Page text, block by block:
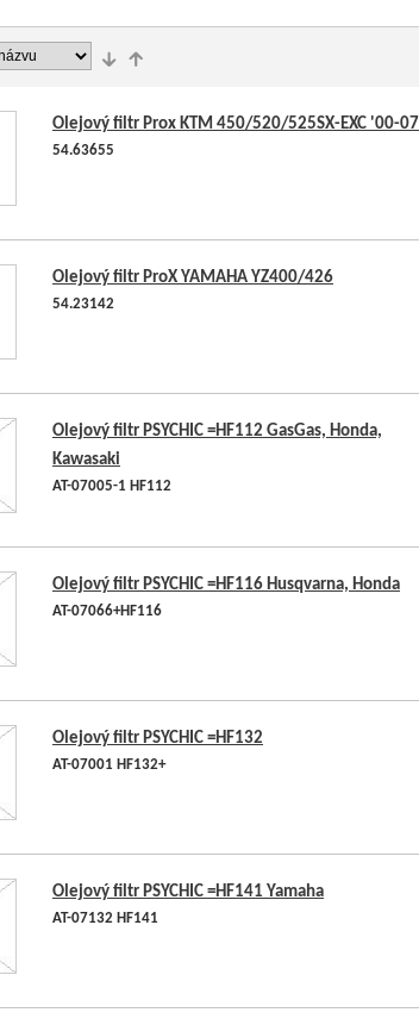
Olejový filtr Prox KTM 450/520/525SX-EXC '00-07
54.63655
Olejový filtr ProX YAMAHA YZ400/426
54.23142
Olejový filtr PSYCHIC =HF112 GasGas, Honda,
Kawasaki
AT-07005-1 HF112
Olejový filtr PSYCHIC =HF116 Husqvarna, Honda
AT-07066+HF116
Olejový filtr PSYCHIC =HF132
AT-07001 HF132+
Olejový filtr PSYCHIC =HF141 Yamaha
AT-07132 HF141